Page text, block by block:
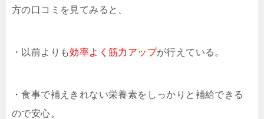
方の口コミを見てみると、
・以前よりも効率よく筋力アップが行えている。
・食事で補えきれない栄養素をしっかりと補給できる
ので安心。